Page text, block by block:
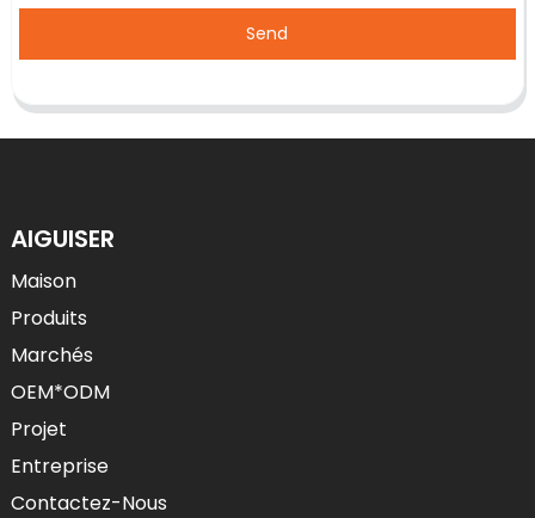
Send
AIGUISER
Maison
Produits
Marchés
OEM*ODM
Projet
Entreprise
Contactez-Nous